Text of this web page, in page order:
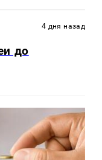
4 дня назад
до